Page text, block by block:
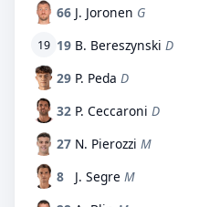
66 J. Joronen G
19 19 B. Bereszynski D
29 P. Peda D
32 P. Ceccaroni D
27 N. Pierozzi M
8
J. Segre M